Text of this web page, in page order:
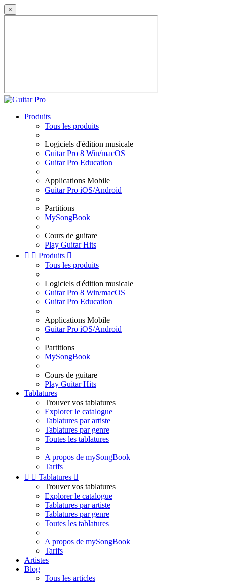
×
Produits
Tous les produits
Logiciels d'édition musicale
Guitar Pro 8 Win/macOS
Guitar Pro Education
Applications Mobile
Guitar Pro iOS/Android
Partitions
MySongBook
Cours de guitare
Play Guitar Hits
  Produits 
Tous les produits
Logiciels d'édition musicale
Guitar Pro 8 Win/macOS
Guitar Pro Education
Applications Mobile
Guitar Pro iOS/Android
Partitions
MySongBook
Cours de guitare
Play Guitar Hits
Tablatures
Trouver vos tablatures
Explorer le catalogue
Tablatures par artiste
Tablatures par genre
Toutes les tablatures
A propos de mySongBook
Tarifs
  Tablatures 
Trouver vos tablatures
Explorer le catalogue
Tablatures par artiste
Tablatures par genre
Toutes les tablatures
A propos de mySongBook
Tarifs
Artistes
Blog
Tous les articles